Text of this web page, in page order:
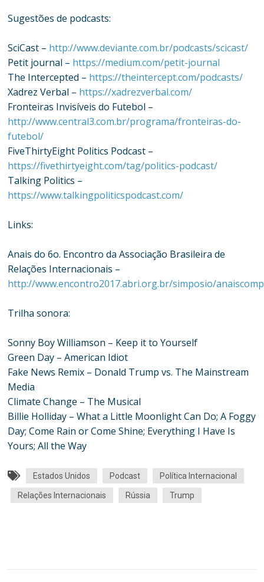
Sugestões de podcasts:
SciCast – http://www.deviante.com.br/podcasts/scicast/
Petit journal – https://medium.com/petit-journal
The Intercepted – https://theintercept.com/podcasts/
Xadrez Verbal – https://xadrezverbal.com/
Fronteiras Invisíveis do Futebol –
http://www.central3.com.br/programa/fronteiras-do-
futebol/
FiveThirtyEight Politics Podcast –
https://fivethirtyeight.com/tag/politics-podcast/
Talking Politics –
https://www.talkingpoliticspodcast.com/
Links:
Anais do 6o. Encontro da Associação Brasileira de
Relações Internacionais –
http://www.encontro2017.abri.org.br/simposio/
Trilha sonora:
Sonny Boy Williamson – Keep it to Yourself
Green Day – American Idiot
Fake News Remix – Donald Trump vs. The Mainstream
Media
Climate Change – The Musical
Billie Holliday – What a Little Moonlight Can Do; A Foggy
Day; Come Rain or Come Shine; Everything I Have Is
Yours; All the Way
Estados Unidos Podcast Política Internacional
Relações Internacionais Rússia Trump